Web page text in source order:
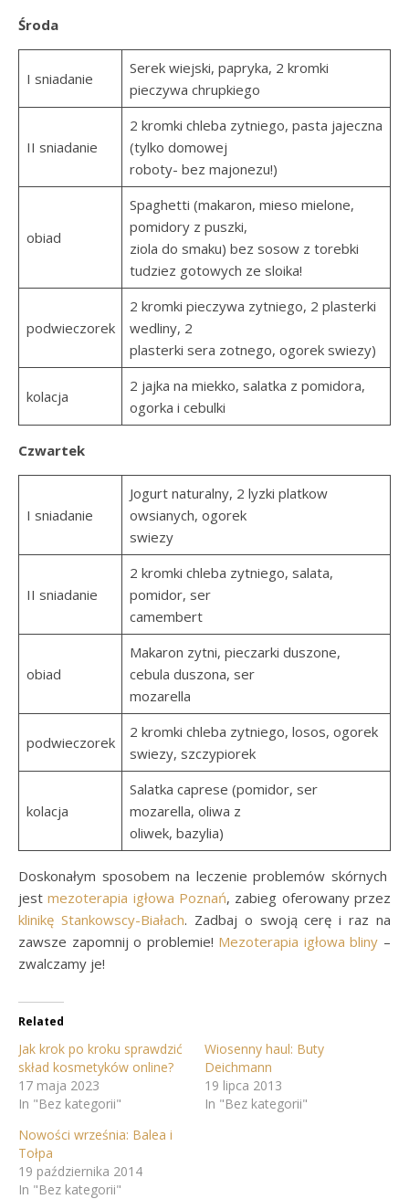
Środa
I sniadanie
Serek wiejski, papryka, 2 kromki
pieczywa chrupkiego
II sniadanie
2 kromki chleba zytniego, pasta jajeczna
(tylko domowej
roboty- bez majonezu!)
obiad
Spaghetti (makaron, mieso mielone,
pomidory z puszki,
ziola do smaku) bez sosow z torebki
tudziez gotowych ze sloika!
podwieczorek
2 kromki pieczywa zytniego, 2 plasterki
wedliny, 2
plasterki sera zotnego, ogorek swiezy)
kolacja
2 jajka na miekko, salatka z pomidora,
ogorka i cebulki
Czwartek
I sniadanie
Jogurt naturalny, 2 lyzki platkow
owsianych, ogorek
swiezy
II sniadanie
2 kromki chleba zytniego, salata,
pomidor, ser
camembert
obiad
Makaron zytni, pieczarki duszone,
cebula duszona, ser
mozarella
podwieczorek
2 kromki chleba zytniego, losos, ogorek
swiezy, szczypiorek
kolacja
Salatka caprese (pomidor, ser
mozarella, oliwa z
oliwek, bazylia)
Doskonałym sposobem na leczenie problemów skórnych
jestmezoterapia igłowa Poznań, zabieg oferowany przez
klinikę Stankowscy-Białach. Zadbaj o swoją cerę i raz na
zawsze zapomnij o problemie! Mezoterapia igłowa bliny –
zwalczamy je!
Related
Jak krok po kroku sprawdzić
skład kosmetyków online?
17 maja 2023
In "Bez kategorii"
Wiosenny haul: Buty
Deichmann
19 lipca 2013
In "Bez kategorii"
Nowości września: Balea i
Tołpa
19 października 2014
In "Bez kategorii"